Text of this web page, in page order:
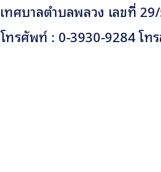
เทศบาลตำบลพลวง เลขที่
โทรศัพท์ : 0-3930-9284 โ